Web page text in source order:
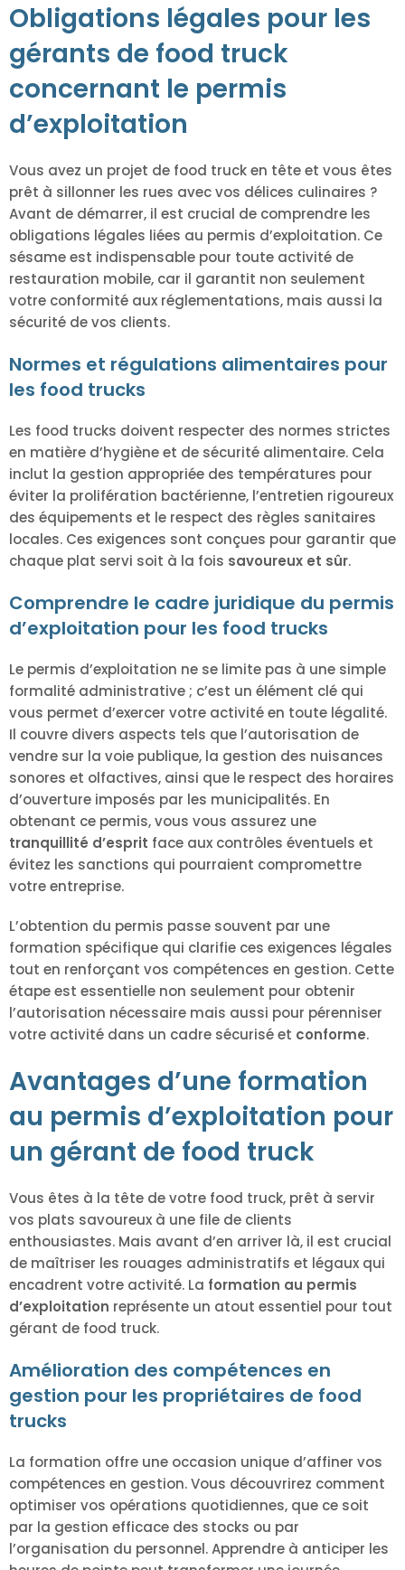
Obligations légales pour les
gérants de food truck
concernant le permis
d’exploitation
Vous avez un projet de food truck en tête et vous êtes
prêt à sillonner les rues avec vos délices culinaires ?
Avant de démarrer, il est crucial de comprendre les
obligations légales liées au permis d’exploitation. Ce
sésame est indispensable pour toute activité de
restauration mobile, car il garantit non seulement
votre conformité aux réglementations, mais aussi la
sécurité de vos clients.
Normes et régulations alimentaires pour
les food trucks
Les food trucks doivent respecter des normes strictes
en matière d’hygiène et de sécurité alimentaire. Cela
inclut la gestion appropriée des températures pour
éviter la prolifération bactérienne, l’entretien rigoureux
des équipements et le respect des règles sanitaires
locales. Ces exigences sont conçues pour garantir que
chaque plat servi soit à la fois savoureux et sûr.
Comprendre le cadre juridique du permis
d’exploitation pour les food trucks
Le permis d’exploitation ne se limite pas à une simple
formalité administrative ; c’est un élément clé qui
vous permet d’exercer votre activité en toute légalité.
Il couvre divers aspects tels que l’autorisation de
vendre sur la voie publique, la gestion des nuisances
sonores et olfactives, ainsi que le respect des horaires
d’ouverture imposés par les municipalités. En
obtenant ce permis, vous vous assurez une
tranquillité d’esprit face aux contrôles éventuels et
évitez les sanctions qui pourraient compromettre
votre entreprise.
L’obtention du permis passe souvent par une
formation spécifique qui clarifie ces exigences légales
tout en renforçant vos compétences en gestion. Cette
étape est essentielle non seulement pour obtenir
l’autorisation nécessaire mais aussi pour pérenniser
votre activité dans un cadre sécurisé et conforme.
Avantages d’une formation
au permis d’exploitation pour
un gérant de food truck
Vous êtes à la tête de votre food truck, prêt à servir
vos plats savoureux à une file de clients
enthousiastes. Mais avant d’en arriver là, il est crucial
de maîtriser les rouages administratifs et légaux qui
encadrent votre activité. La formation au permis
d’exploitation représente un atout essentiel pour tout
gérant de food truck.
Amélioration des compétences en
gestion pour les propriétaires de food
trucks
La formation offre une occasion unique d’affiner vos
compétences en gestion. Vous découvrirez comment
optimiser vos opérations quotidiennes, que ce soit
par la gestion efficace des stocks ou par
l’organisation du personnel. Apprendre à anticiper les